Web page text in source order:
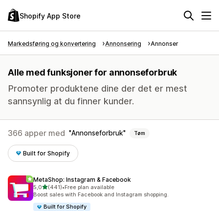
Shopify App Store
Markedsføring og konvertering Annonsering Annonser
Alle med funksjoner for annonseforbruk
Promoter produktene dine der det er mest
sannsynlig at du finner kunder.
366 apper med Annonseforbruk Tøm
Built for Shopify
MetaShop: Instagram & Facebook
5,0av 5 stjerner
(441)
Totalt 441 omtaler
•Free plan available
Boost sales with Facebook and Instagram shopping.
Built for Shopify